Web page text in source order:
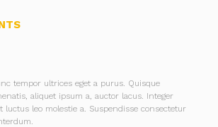
tempor ultrices eget a purus. Quisque
aliquet ipsum a, auctor lacus. Integer
luctus leo molestie a. Suspendisse consectetur